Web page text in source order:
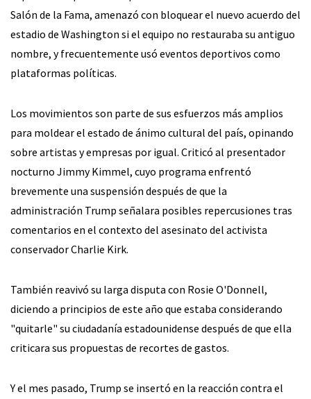
Salón de la Fama, amenazó con bloquear el nuevo acuerdo del
estadio de Washington si el equipo no restauraba su antiguo
nombre, y frecuentemente usó eventos deportivos como
plataformas políticas.
Los movimientos son parte de sus esfuerzos más amplios
para moldear el estado de ánimo cultural del país, opinando
sobre artistas y empresas por igual. Criticó al presentador
nocturno Jimmy Kimmel, cuyo programa enfrentó
brevemente una suspensión después de que la
administración Trump señalara posibles repercusiones tras
comentarios en el contexto del asesinato del activista
conservador Charlie Kirk.
También reavivó su larga disputa con Rosie O'Donnell,
diciendo a principios de este año que estaba considerando
"quitarle" su ciudadanía estadounidense después de que ella
criticara sus propuestas de recortes de gastos.
Y el mes pasado, Trump se insertó en la reacción contra el